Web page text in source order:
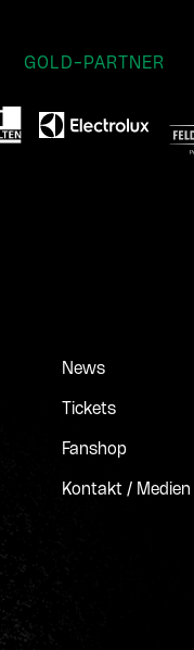
GOLD-PARTNER
News
Tickets
Fanshop
Kontakt / Medien